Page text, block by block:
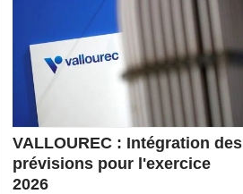
VALLOUREC : Intégration des
prévisions pour l'exercice
2026